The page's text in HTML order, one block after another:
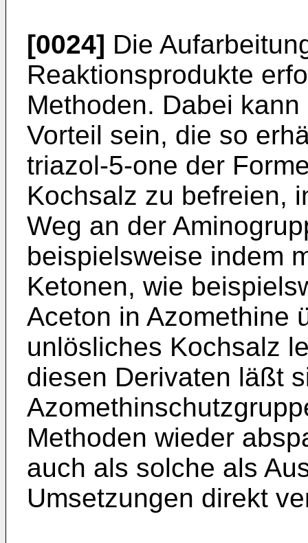
[0024] Die
Reaktionsprodukte
Methoden. Dabei
Vorteil sein, die so
triazol-5-one der
Kochsalz zu befreien,
Weg an der
beispielsweise indem
Ketonen, wie
Aceton in Azomethine
unlösliches Kochsalz
die­sen Derivaten läßt
Methoden wieder
auch als solche als
Umsetzungen direkt